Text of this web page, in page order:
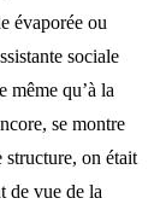
évaporée ou
sociale
même qu’à la
se montre
structure, on était
de vue de la